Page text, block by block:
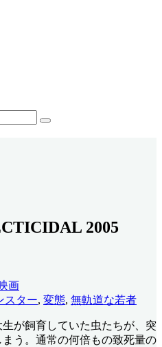
2005
画
スター, 変態, 無軌道な若者
が飼育していた虫たちが、突
う。通常の何倍もの致死量の